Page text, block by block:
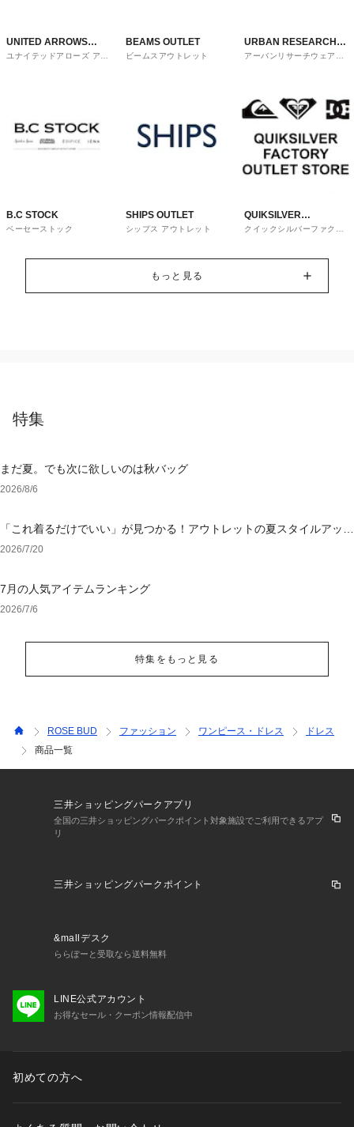
UNITED ARROWS
OUTLET
ユナイテッドアローズ アウ
BEAMS OUTLET
ビームスアウトレット
URBAN RESEARCH
ware house
アーバンリサーチウェアハ
B.C STOCK
ベーセーストック
SHIPS OUTLET
シップス アウトレット
QUIKSILVER
FACTORY OUTLET
クイックシルバーファクト
もっと見る
特集
まだ夏。でも次に欲しいのは秋バッグ
2026/8/6
「これ着るだけでいい」が見つかる！アウトレットの夏スタイルアップ
ワンピース
2026/7/20
7月の人気アイテムランキング
2026/7/6
特集をもっと見る
ROSE BUD ファッション ワンピース・ドレス
ドレス
商品一覧
三井ショッピングパークアプリ
全国の三井ショッピングパークポイント対象施設でご利用できるアプ
リ
三井ショッピングパークポイント
&mallデスク
ららぽーと受取なら送料無料
LINE公式アカウント
お得なセール・クーポン情報配信中
初めての方へ